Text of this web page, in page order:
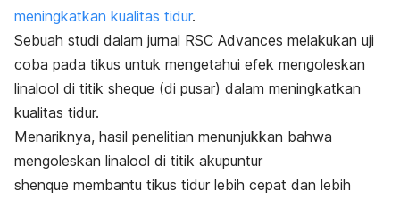
meningkatkan kualitas tidur.
Sebuah studi dalam jurnal RSC Advances melakukan uji
coba pada tikus untuk mengetahui efek mengoleskan
linalool di titik sheque (di pusar) dalam meningkatkan
kualitas tidur.
Menariknya, hasil penelitian menunjukkan bahwa
mengoleskan linalool di titik akupuntur
shenque membantu tikus tidur lebih cepat dan lebih